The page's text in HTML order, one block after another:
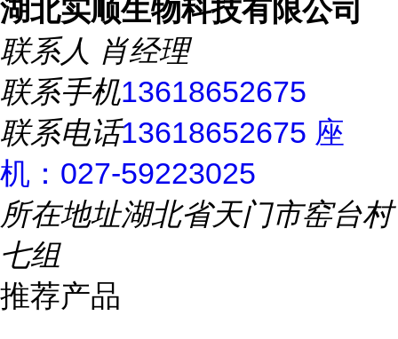
湖北实顺生物科技有限公司
联系人 肖经理
联系手机13618652675
联系电话13618652675 座
机：027-59223025
所在地址湖北省天门市窑台村
七组
推荐产品